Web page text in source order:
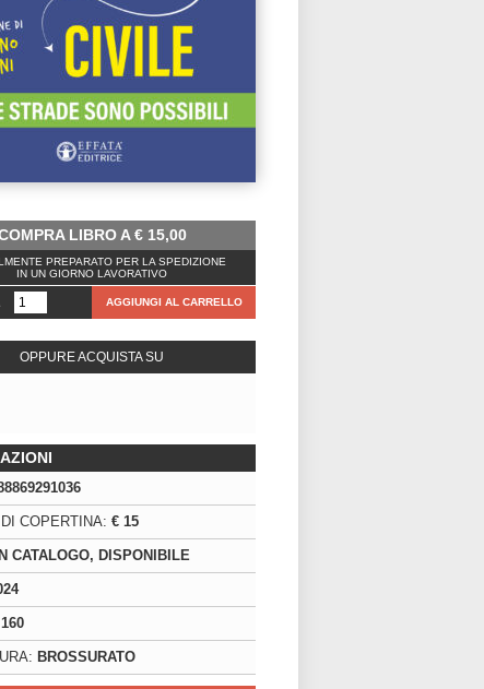
LIBRO A€15,00
PREPARATO PER LA SPEDIZIONE
IN UN GIORNO LAVORATIVO
AGGIUNGI AL CARRELLO
OPPURE ACQUISTA SU
COPERTINA: € 15
IN CATALOGO, DISPONIBILE
160
BROSSURATO